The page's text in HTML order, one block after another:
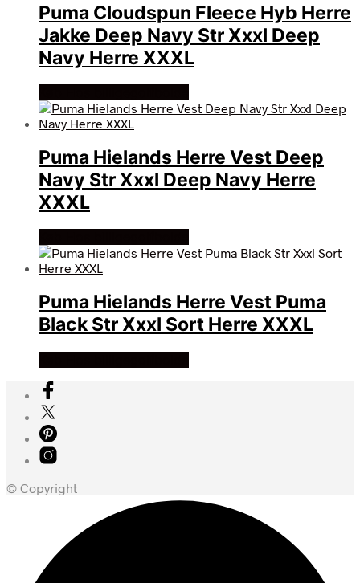
Puma Cloudspun Fleece Hyb Herre
Jakke Deep Navy Str Xxxl Deep
Navy Herre XXXL
Puma Hielands Herre Vest Deep
Navy Str Xxxl Deep Navy Herre
XXXL
Puma Hielands Herre Vest Puma
Black Str Xxxl Sort Herre XXXL
© Copyright